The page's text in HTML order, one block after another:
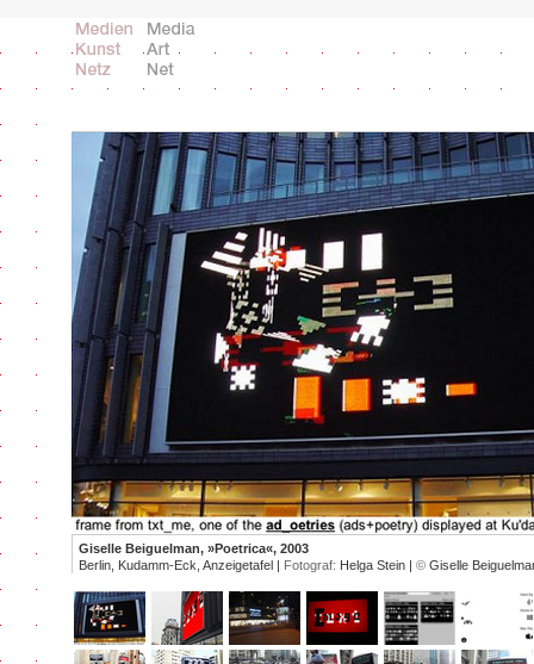
Giselle Beiguelman, »Poetrica«, 2003
Berlin, Kudamm-Eck, Anzeigetafel | Fotograf: Helga Stein | © Giselle